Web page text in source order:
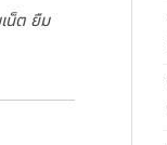
น็ต ยืม